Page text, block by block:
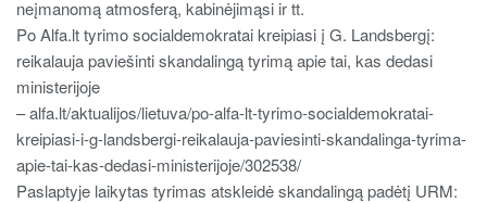
neįmanomą atmosferą, kabinėjimąsi ir tt.
Po Alfa.lt tyrimo socialdemokratai kreipiasi į G. Landsbergį:
reikalauja paviešinti skandalingą tyrimą apie tai, kas dedasi
ministerijoje
– alfa.lt/aktualijos/lietuva/po-alfa-lt-tyrimo-socialdemokratai-
kreipiasi-i-g-landsbergi-reikalauja-paviesinti-skandalinga-tyrima-
apie-tai-kas-dedasi-ministerijoje/302538/
Paslaptyje laikytas tyrimas atskleidė skandalingą padėtį URM: